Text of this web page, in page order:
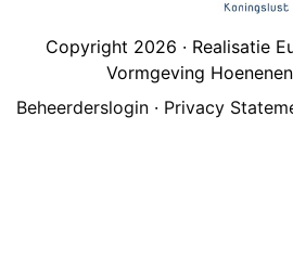
Copyright 2026 · Realisatie
Vormgeving
Beheerderslogin · Privacy